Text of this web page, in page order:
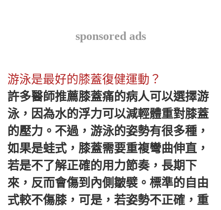
sponsored ads
游泳是最好的膝蓋復健運動？
許多醫師推薦膝蓋痛的病人可以選擇游
泳，因為水的浮力可以減輕體重對膝蓋
的壓力。不過，游泳的姿勢有很多種，
如果是蛙式，膝蓋需要重複彎曲伸直，
若是不了解正確的用力節奏，長期下
來，反而會傷到內側皺襞。標準的自由
式較不傷膝，可是，若姿勢不正確，重